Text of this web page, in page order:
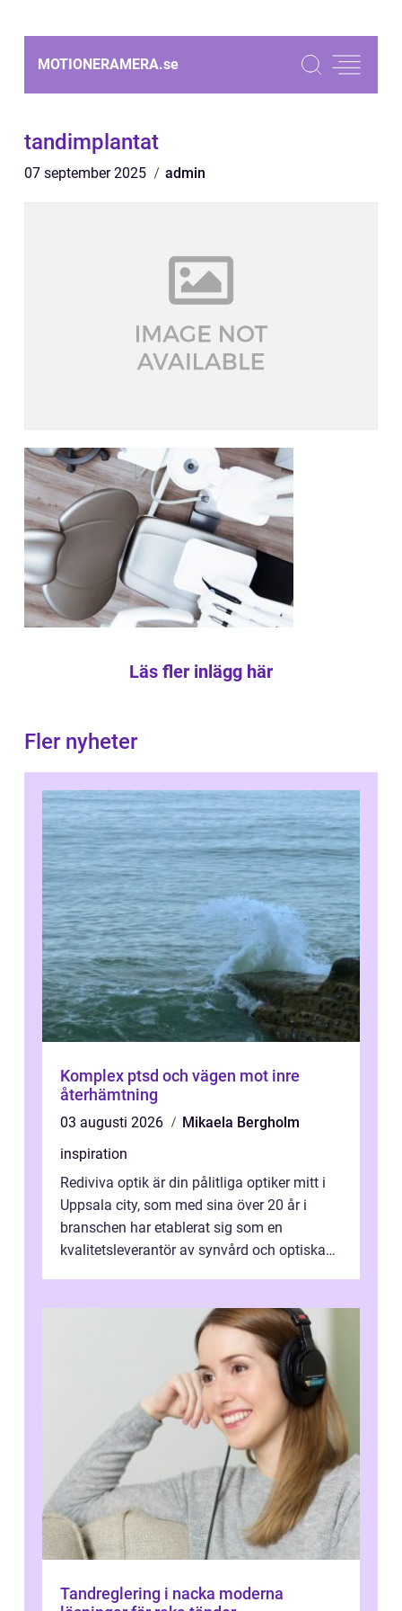
MOTIONERAMERA.se
tandimplantat
07 september 2025 admin
Läs fler inlägg här
Fler nyheter
Komplex ptsd och vägen mot inre
återhämtning
03 augusti 2026
Mikaela Bergholm
inspiration
Rediviva optik är din pålitliga optiker mitt i
Uppsala city, som med sina över 20 år i
branschen har etablerat sig som en
kvalitetsleverantör av synvård och optiska
Tandreglering i nacka moderna